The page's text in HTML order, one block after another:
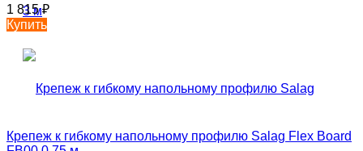
1 815₽
Купить
Крепеж к гибкому напольному профилю Salag Flex Board